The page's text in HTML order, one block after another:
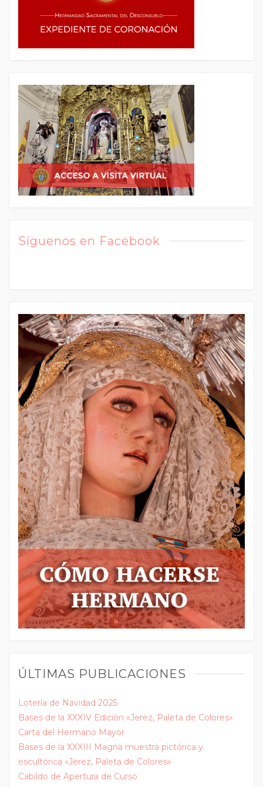
Síguenos en Facebook
ÚLTIMAS PUBLICACIONES
Lotería de Navidad 2025
Bases de la XXXIV Edición «Jerez, Paleta de Colores»
Carta del Hermano Mayor
Bases de la XXXIII Magna muestra pictórica y
escultórica «Jerez, Paleta de Colores»
Cabildo de Apertura de Curso